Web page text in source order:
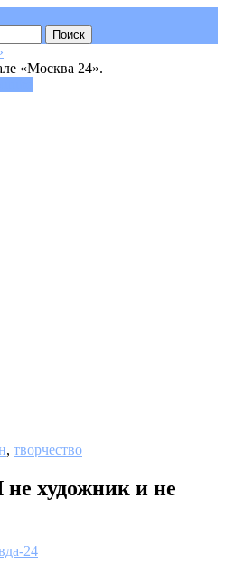
«Москва 24».
, творчество
художник и не
24